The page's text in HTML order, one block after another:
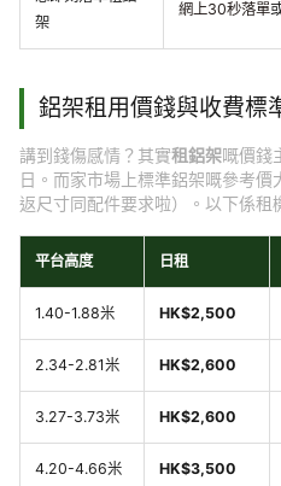
架
網上30秒落單
鋁架租用價錢與收費標
講到錢傷感情？其實租鋁架嘅價錢
日。而家市場上標準鋁架嘅參考
返尺寸同配件要求啦）。以下係租
平台高度 日租
1.40-1.88米 HK$2,500
2.34-2.81米 HK$2,600
3.27-3.73米 HK$2,600
4.20-4.66米 HK$3,500